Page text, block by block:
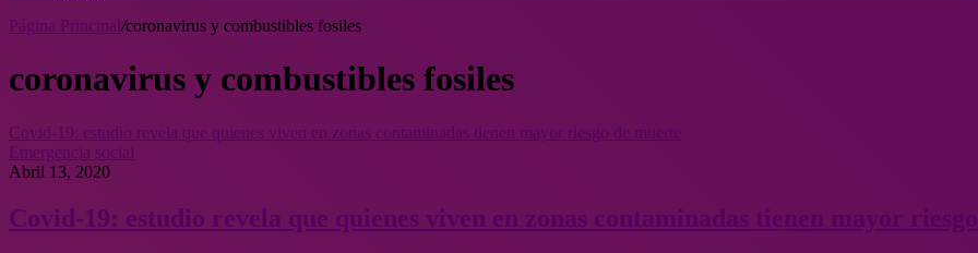
/coronavirus y combustibles fosiles
coronavirus y combustibles fosiles
Covid-19: estudio revela que quienes viven en zonas contaminadas tienen mayor riesgo de muerte
Emergencia social
Abril 13, 2020
Covid-19: estudio revela que quienes viven en zonas contaminadas tienen mayor